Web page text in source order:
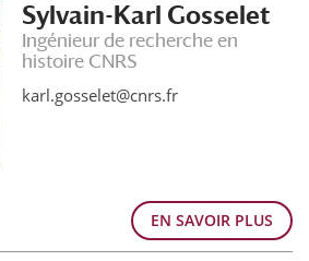
Sylvain-Karl Gosselet
Ingénieur de recherche en
histoire CNRS
karl.gosselet@cnrs.fr
EN SAVOIR PLUS